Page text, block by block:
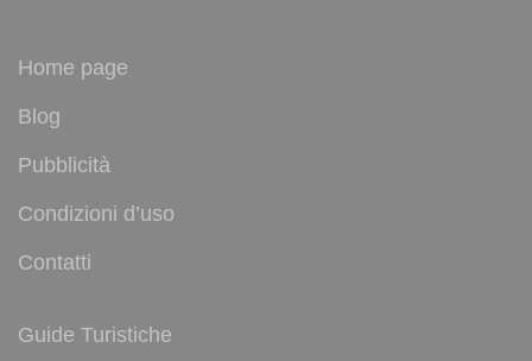
Home page
Blog
Pubblicità
Condizioni d’uso
Contatti
Guide Turistiche